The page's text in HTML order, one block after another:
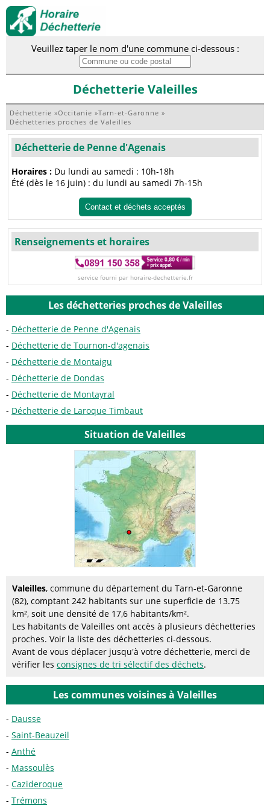
Veuillez taper le nom d'une commune ci-dessous :
Déchetterie Valeilles
Déchetterie »Occitanie »Tarn-et-Garonne »
Déchetteries proches de Valeilles
Déchetterie de Penne d'Agenais
Horaires : Du lundi au samedi : 10h-18h
Été (dès le 16 juin) : du lundi au samedi 7h-15h
Contact et déchets acceptés
Renseignements et horaires
service fourni par horaire-dechetterie.fr
Les déchetteries proches de Valeilles
Déchetterie de Penne d'Agenais
Déchetterie de Tournon-d'agenais
Déchetterie de Montaigu
Déchetterie de Dondas
Déchetterie de Montayral
Déchetterie de Laroque Timbaut
Situation de Valeilles
Valeilles, commune du département du Tarn-et-Garonne
(82), comptant 242 habitants sur une superficie de 13.75
km², soit une densité de 17,6 habitants/km².
Les habitants de Valeilles ont accès à plusieurs déchetteries
proches. Voir la liste des déchetteries ci-dessous.
Avant de vous déplacer jusqu'à votre déchetterie, merci de
vérifier les consignes de tri sélectif des déchets.
Les communes voisines à Valeilles
Dausse
Saint-Beauzeil
Anthé
Massoulès
Cazideroque
Trémons